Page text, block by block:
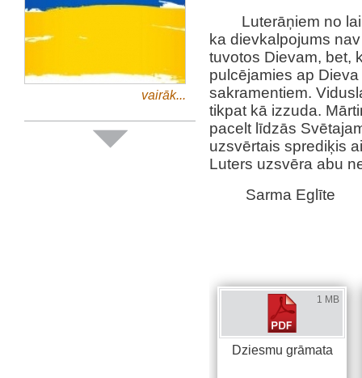
vairāk...
Luterāņiem no
ka dievkalpojums
tuvotos Dievam, bet,
pulcējamies ap
sakramentiem.
tikpat kā izzuda.
pacelt līdzās
uzsvērtais sprediķis
Luters uzsvēra abu
Sarma Eglīte
1 MB
Dziesmu grāmata